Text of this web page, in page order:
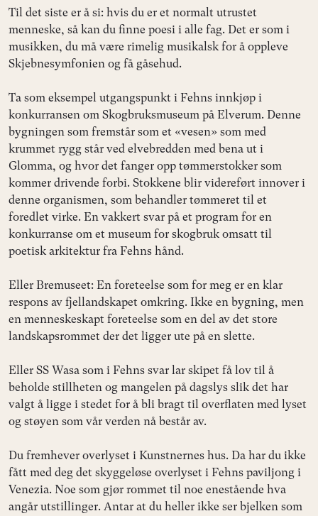
Til det siste er å si: hvis du er et normalt utrustet
menneske, så kan du finne poesi i alle fag. Det er som i
musikken, du må være rimelig musikalsk for å oppleve
Skjebnesymfonien og få gåsehud.
Ta som eksempel utgangspunkt i Fehns innkjøp i
konkurransen om Skogbruksmuseum på Elverum. Denne
bygningen som fremstår som et «vesen» som med
krummet rygg står ved elvebredden med bena ut i
Glomma, og hvor det fanger opp tømmerstokker som
kommer drivende forbi. Stokkene blir videreført innover i
denne organismen, som behandler tømmeret til et
foredlet virke. En vakkert svar på et program for en
konkurranse om et museum for skogbruk omsatt til
poetisk arkitektur fra Fehns hånd.
Eller Bremuseet: En foreteelse som for meg er en klar
respons av fjellandskapet omkring. Ikke en bygning, men
en menneskeskapt foreteelse som en del av det store
landskapsrommet der det ligger ute på en slette.
Eller SS Wasa som i Fehns svar lar skipet få lov til å
beholde stillheten og mangelen på dagslys slik det har
valgt å ligge i stedet for å bli bragt til overflaten med lyset
og støyen som vår verden nå består av.
Du fremhever overlyset i Kunstnernes hus. Da har du ikke
fått med deg det skyggeløse overlyset i Fehns paviljong i
Venezia. Noe som gjør rommet til noe enestående hva
angår utstillinger. Antar at du heller ikke ser bjelken som